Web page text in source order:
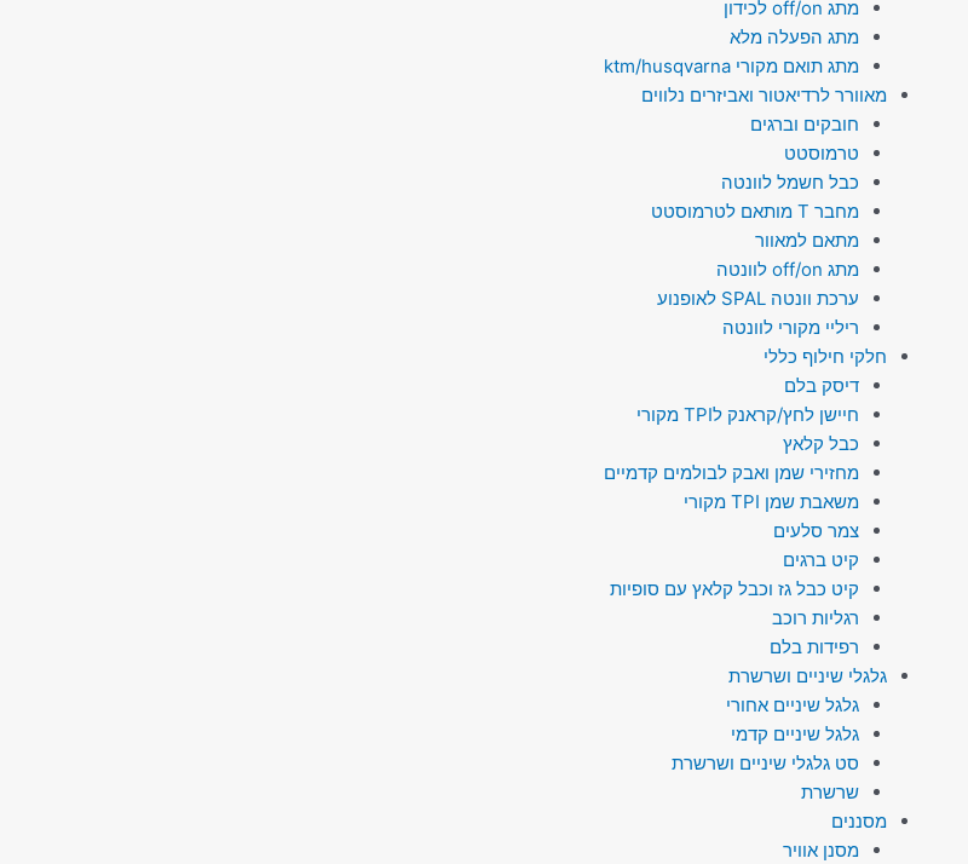
מתג off/on לכידון
מתג הפעלה מלא
מתג תואם מקורי ktm/husqvarna
מאוורר לרדיאטור ואביזרים נלווים
חובקים וברגים
טרמוסטט
כבל חשמל לוונטה
מחבר T מותאם לטרמוסטט
מתאם למאוור
מתג off/on לוונטה
ערכת וונטה SPAL לאופנוע
ריליי מקורי לוונטה
חלקי חילוף כללי
דיסק בלם
חיישן לחץ/קראנק לTPI מקורי
כבל קלאץ
מחזירי שמן ואבק לבולמים קדמיים
משאבת שמן TPI מקורי
צמר סלעים
קיט ברגים
קיט כבל גז וכבל קלאץ עם סופיות
רגליות רוכב
רפידות בלם
גלגלי שיניים ושרשרת
גלגל שיניים אחורי
גלגל שיניים קדמי
סט גלגלי שיניים ושרשרת
שרשרת
מסננים
מסנן אוויר